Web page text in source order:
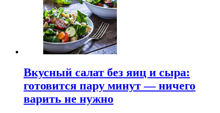
Вкусный салат без яиц и сыра:
готовится пару минут — ничего
варить не нужно